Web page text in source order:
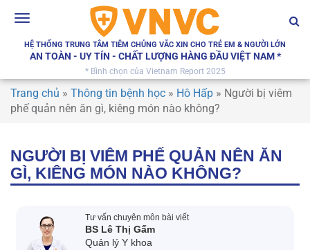
Toggle
HỆ THỐNG TRUNG TÂM TIÊM CHỦNG VẮC XIN CHO TRẺ EM & NGƯỜI LỚN
AN TOÀN - UY TÍN - CHẤT LƯỢNG HÀNG ĐẦU VIỆT NAM *
* Bình chọn của Vietnam Report 2025
Trang chủ » Thông tin bệnh học » Hô Hấp » Người bị viêm
phế quản nên ăn gì, kiêng món nào không?
NGƯỜI BỊ VIÊM PHẾ QUẢN NÊN ĂN
GÌ, KIÊNG MÓN NÀO KHÔNG?
Tư vấn chuyên môn bài viết
BS Lê Thị Gấm
Quản lý Y khoa